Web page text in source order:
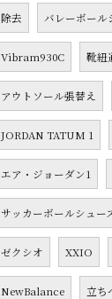
除去 バレーボール
Vibram930C 靴紐
アウトソール張替え
JORDAN TATUM 1
エア・ジョーダン1
サッカーボールシュー
ゼクシオ XXIO
NewBalance 立ち